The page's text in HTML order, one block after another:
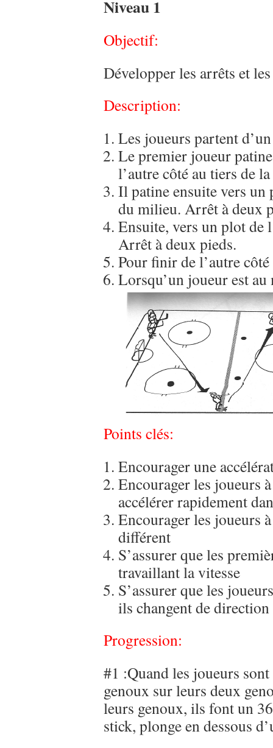
Niveau 1
Objectif:
Développer les arrêts et
Description:
Les joueurs partent
Le premier joueur
l’autre côté au tiers de
Il patine ensuite vers un
du milieu. Arrêt à deux
Ensuite, vers un plot de
Arrêt à deux pieds.
Pour finir de l’autre
Lorsqu’un joueur est
Points clés:
Encourager une
Encourager les joueurs
accélérer rapidement
Encourager les joueurs
différent
S’assurer que les
travaillant la vitesse
S’assurer que les
ils changent de direction
Progression:
#1 :Quand les joueurs
genoux sur leurs deux
leurs genoux, ils font un
stick, plonge en dessous